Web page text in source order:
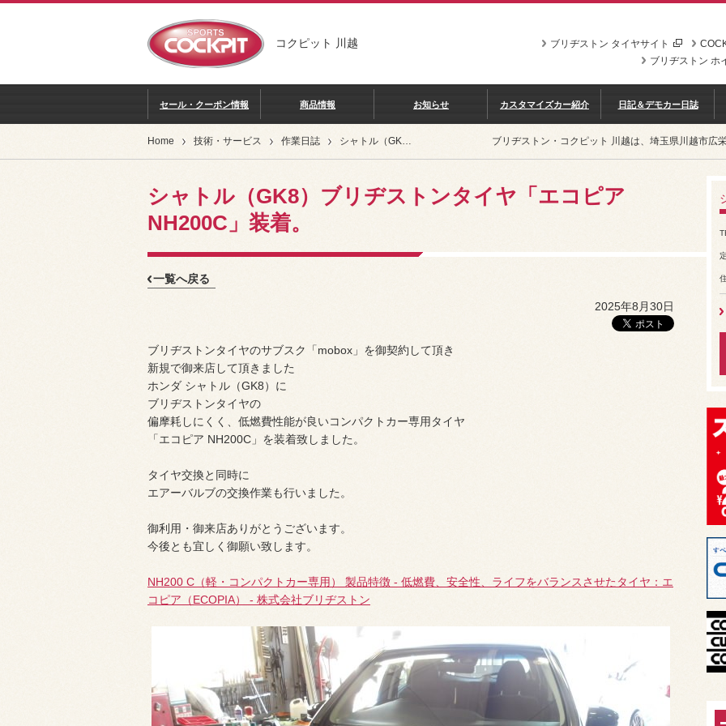
コクピット 川越
ブリヂストン タイヤサイト
ブリヂストン ホ
セール・クーポン情報 商品情報 お知らせ カスタマイズカー紹介 日記＆デモカー日誌
Home 技術・サービス 作業日誌 シャトル（GK8）ブリヂストンタイヤ「エコピア NH200C」装着。 ブリヂストン・コクピット 川越は、埼玉県川越市広
シャトル（GK8）ブリヂストンタイヤ「エコピア
NH200C」装着。
一覧へ戻る
2025年8月30日
ブリヂストンタイヤのサブスク「mobox」を御契約して頂き
新規で御来店して頂きました
ホンダ シャトル（GK8）に
ブリヂストンタイヤの
偏摩耗しにくく、低燃費性能が良いコンパクトカー専用タイヤ
「エコピア NH200C」を装着致しました。
タイヤ交換と同時に
エアーバルブの交換作業も行いました。
御利用・御来店ありがとうございます。
今後とも宜しく御願い致します。
NH200 C（軽・コンパクトカー専用） 製品特徴 - 低燃費、安全性、ライフをバランスさせたタイヤ：エ
コピア（ECOPIA） - 株式会社ブリヂストン